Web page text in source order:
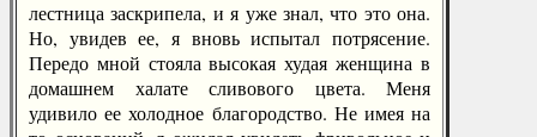
лестница заскрипела, и я уже знал, что это она.
Но, увидев ее, я вновь испытал потрясение.
Передо мной стояла высокая худая женщина в
домашнем халате сливового цвета. Меня
удивило ее холодное благородство. Не имея на